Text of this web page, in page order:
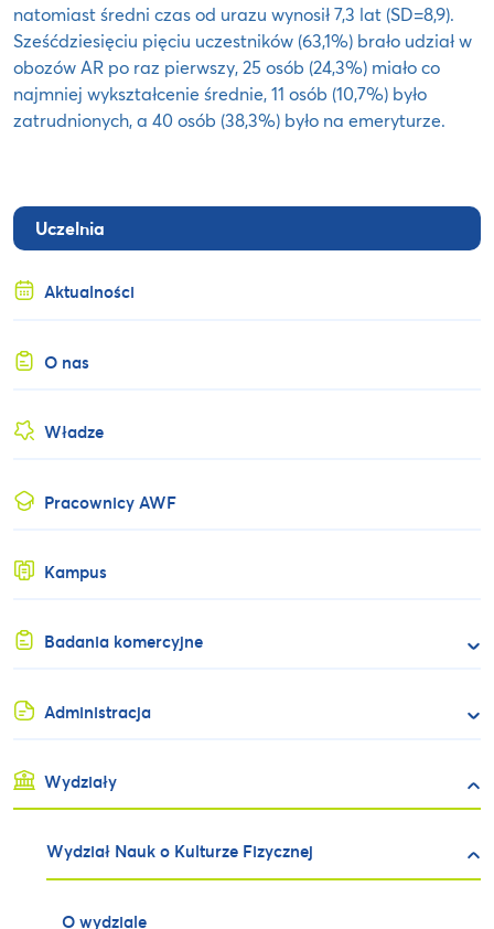
Uczelnia
Aktualności
O nas
Władze
Pracownicy AWF
Kampus
Badania komercyjne
Administracja
Wydziały
Wydział Nauk o Kulturze Fizycznej
O wydziale
natomiast średni czas od urazu wynosił 7,3 lat (SD=8,9).
Sześćdziesięciu pięciu uczestników (63,1%) brało udział w
obozów AR po raz pierwszy, 25 osób (24,3%) miało co
najmniej wykształcenie średnie, 11 osób (10,7%) było
zatrudnionych, a 40 osób (38,3%) było na emeryturze.